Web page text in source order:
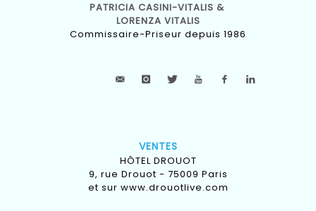
PATRICIA CASINI-VITALIS &
LORENZA VITALIS
Commissaire-Priseur depuis 1986
VENTES
HÔTEL DROUOT
9, rue Drouot - 75009 Paris
et sur www.drouotlive.com